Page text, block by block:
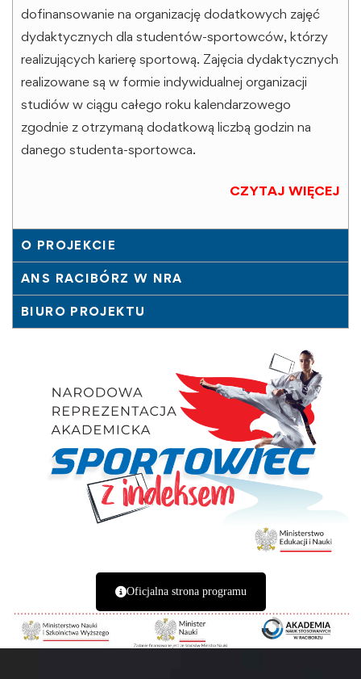
dofinansowanie na organizację dodatkowych zajęć
dydaktycznych dla studentów-sportowców, którzy
realizujących karierę sportową. Zajęcia dydaktycznych
realizowane są w formie indywidualnej organizacji
studiów w ciągu całego roku kalendarzowego
zgodnie z otrzymaną dodatkową liczbą godzin na
danego studenta-sportowca.
CZYTAJ WIĘCEJ
O PROJEKCIE
ANS RACIBÓRZ W NRA
BIURO PROJEKTU
Oficjalna strona programu